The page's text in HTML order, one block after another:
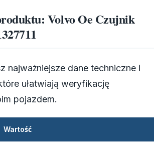
Volvo Oe Czujnik
najważniejsze dane techniczne i
ułatwiają weryfikację
pojazdem.
Wartość